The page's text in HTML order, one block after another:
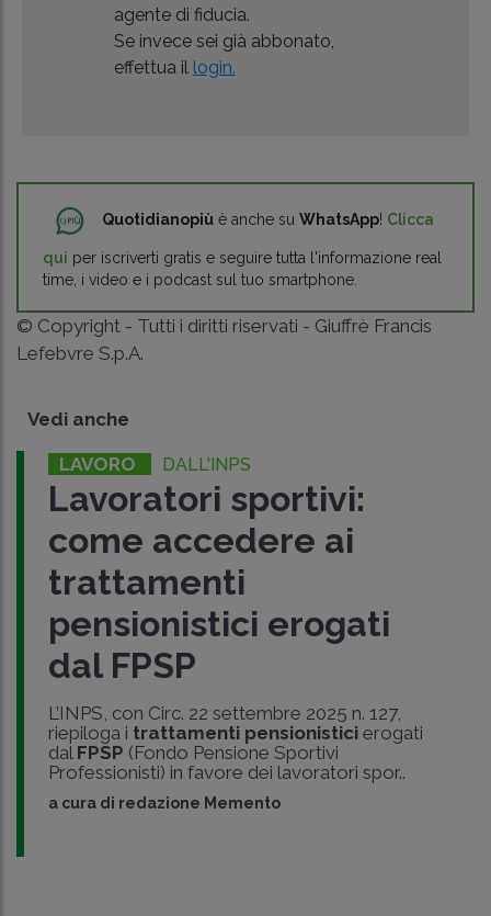
agente di fiducia.
Se invece sei già abbonato,
effettua il login.
Quotidianopiù è anche su WhatsApp! Clicca
qui per iscriverti gratis e seguire tutta l'informazione real
time, i video e i podcast sul tuo smartphone.
© Copyright - Tutti i diritti riservati - Giuffrè Francis
Lefebvre S.p.A.
Vedi anche
LAVORO DALL'INPS
Lavoratori sportivi:
come accedere ai
trattamenti
pensionistici erogati
dal FPSP
L’INPS, con Circ. 22 settembre 2025 n. 127,
riepiloga i trattamenti pensionisticierogati
dal FPSP (Fondo Pensione Sportivi
Professionisti) in favore dei lavoratori spor..
a cura di redazione Memento